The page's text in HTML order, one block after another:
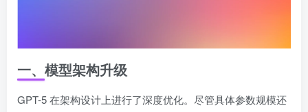
一、模型架构升级
GPT-5 在架构设计上进行了深度优化。尽管具体参数规模还